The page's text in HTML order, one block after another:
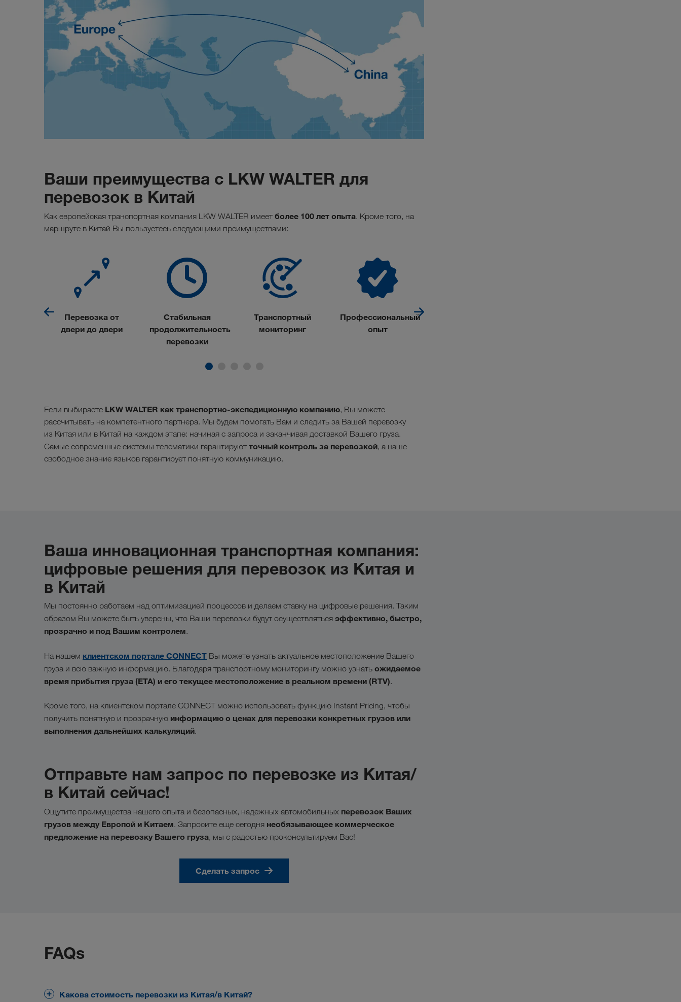
Ваши преимущества с LKW WALTER для
перевозок в Китай
Как европейская транспортная компания LKW WALTER имеет более 100 лет опыта. Кроме того, на
маршруте в Китай Вы пользуетесь следующими преимуществами:
Перевозка от
двери до двери
Стабильная
продолжительность
перевозки
Транспортный
мониторинг
Профессиональный
опыт
Если выбираете LKW WALTER как транспортно-экспедиционную компанию, Вы можете
рассчитывать на компетентного партнера. Мы будем помогать Вам и следить за Вашей перевозку
из Китая или в Китай на каждом этапе: начиная с запроса и заканчивая доставкой Вашего груза.
Самые современные системы телематики гарантируют точный контроль за перевозкой, а наше
свободное знание языков гарантирует понятную коммуникацию.
Ваша инновационная транспортная компания:
цифровые решения для перевозок из Китая и
в Китай
Мы постоянно работаем над оптимизацией процессов и делаем ставку на цифровые решения. Таким
образом Вы можете быть уверены, что Ваши перевозки будут осуществляться эффективно, быстро,
прозрачно и под Вашим контролем.
На нашем клиентском портале CONNECT Вы можете узнать актуальное местоположение Вашего
груза и всю важную информацию. Благодаря транспортному мониторингу можно узнать ожидаемое
время прибытия груза (ETA) и его текущее местоположение в реальном времени (RTV).
Кроме того, на клиентском портале CONNECT можно использовать функцию Instant Pricing, чтобы
получить понятную и прозрачную информацию о ценах для перевозки конкретных грузов или
выполнения дальнейших калькуляций.
Отправьте нам запрос по перевозке из Китая/
в Китай сейчас!
Ощутите преимущества нашего опыта и безопасных, надежных автомобильных перевозок Ваших
грузов между Европой и Китаем. Запросите еще сегодня необязывающее коммерческое
предложение на перевозку Вашего груза, мы с радостью проконсультируем Вас!
Сделать запрос
FAQs
Какова стоимость перевозки из Китая/в Китай?